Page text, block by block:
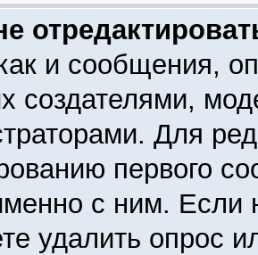
и сообщения,
создателями,
Для
первого
с ним. Если
удалить опрос